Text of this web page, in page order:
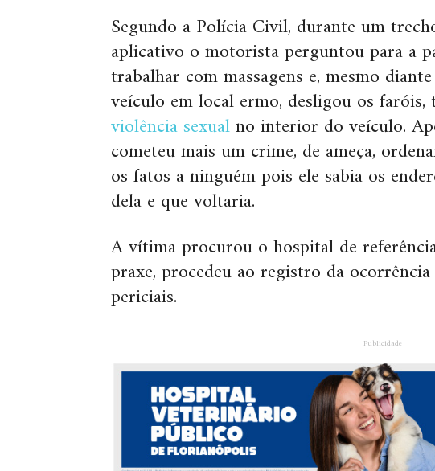
Segundo a Polícia Civil, durante um
aplicativo o motorista perguntou para a
trabalhar com massagens e, mesmo
veículo em local ermo, desligou os
violência sexualno interior do veículo.
cometeu mais um crime, de ameça,
os fatos a ninguém pois ele sabia os
dela e que voltaria.
A vítima procurou o hospital de
praxe, procedeu ao registro da
periciais.
Publicidade